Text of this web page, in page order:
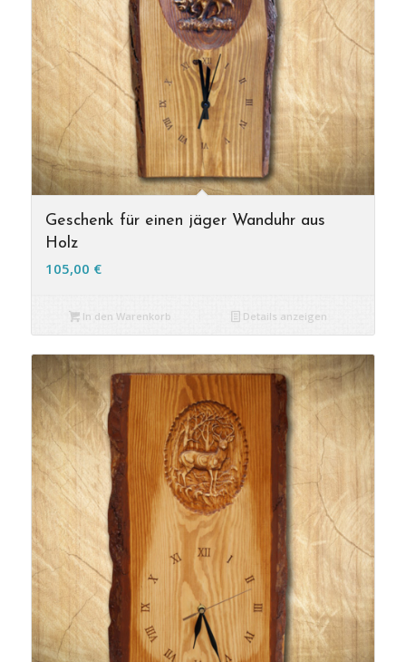
Geschenk für einen jäger Wanduhr aus
Holz
105,00 €
In den Warenkorb Details anzeigen